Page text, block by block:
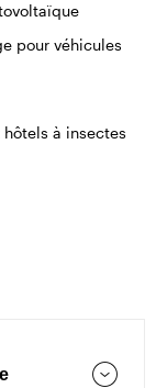
pour véhicules
à insectes